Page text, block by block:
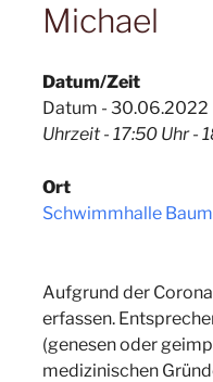
Michael
Datum/Zeit
Datum - 30.06.2022
Uhrzeit - 17:50 Uhr -
Ort
Schwimmhalle
Aufgrund der
erfassen.
(genesen oder
medizinischen